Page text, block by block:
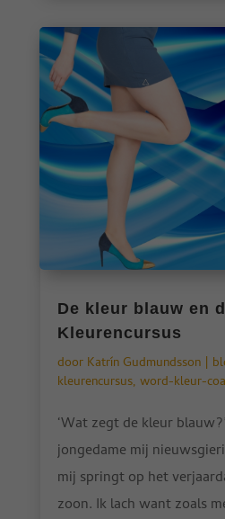
De kleur blauw en
Kleurencursus
door Katrín Gudmundsson|
kleurencursus, word-kleur-
‘Wat zegt de kleur
jongedame mij
mij springt op het
zoon. Ik lach want zoals